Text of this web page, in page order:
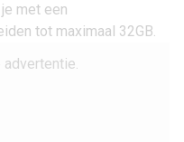
met een
tot maximaal 32GB.
advertentie.